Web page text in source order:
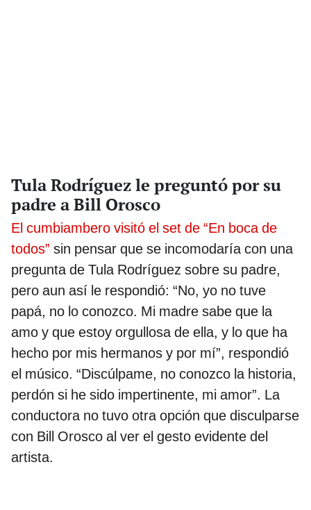
Tula Rodríguez le preguntó por su
padre a Bill Orosco
El cumbiambero visitó el set de “En boca de
todos” sin pensar que se incomodaría con una
pregunta de Tula Rodríguez sobre su padre,
pero aun así le respondió: “No, yo no tuve
papá, no lo conozco. Mi madre sabe que la
amo y que estoy orgullosa de ella, y lo que ha
hecho por mis hermanos y por mí”, respondió
el músico. “Discúlpame, no conozco la historia,
perdón si he sido impertinente, mi amor”. La
conductora no tuvo otra opción que disculparse
con Bill Orosco al ver el gesto evidente del
artista.